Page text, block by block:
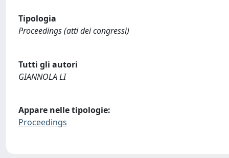
Tipologia
Proceedings (atti dei congressi)
Tutti gli autori
GIANNOLA LI
Appare nelle tipologie:
Proceedings